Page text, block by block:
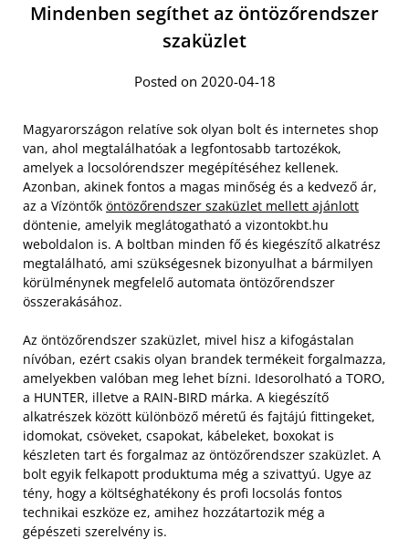
Mindenben segíthet az öntözőrendszer
szaküzlet
Posted on 2020-04-18
Magyarországon relatíve sok olyan bolt és internetes shop
van, ahol megtalálhatóak a legfontosabb tartozékok,
amelyek a locsolórendszer megépítéséhez kellenek.
Azonban, akinek fontos a magas minőség és a kedvező ár,
az a Vízöntők öntözőrendszer szaküzlet mellett ajánlott
döntenie, amelyik meglátogatható a vizontokbt.hu
weboldalon is. A boltban minden fő és kiegészítő alkatrész
megtalálható, ami szükségesnek bizonyulhat a bármilyen
körülménynek megfelelő automata öntözőrendszer
összerakásához.
Az öntözőrendszer szaküzlet, mivel hisz a kifogástalan
nívóban, ezért csakis olyan brandek termékeit forgalmazza,
amelyekben valóban meg lehet bízni. Idesorolható a TORO,
a HUNTER, illetve a RAIN-BIRD márka. A kiegészítő
alkatrészek között különböző méretű és fajtájú fittingeket,
idomokat, csöveket, csapokat, kábeleket, boxokat is
készleten tart és forgalmaz az öntözőrendszer szaküzlet. A
bolt egyik felkapott produktuma még a szivattyú. Ugye az
tény, hogy a költséghatékony és profi locsolás fontos
technikai eszköze ez, amihez hozzátartozik még a
gépészeti szerelvény is.